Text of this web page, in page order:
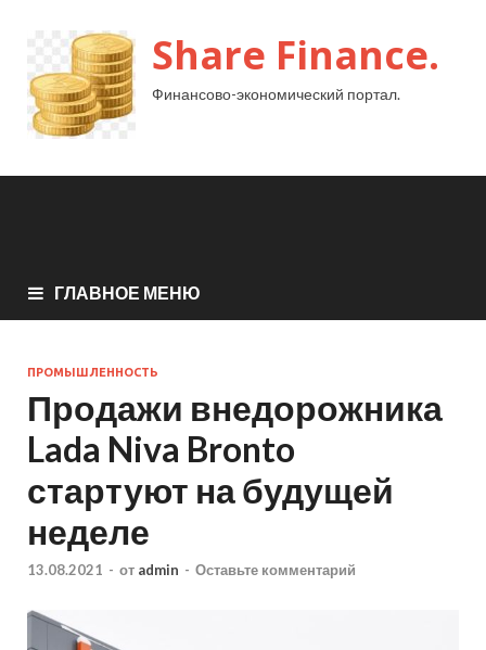
Share Finance.
Финансово-экономический портал.
ГЛАВНОЕ МЕНЮ
ПРОМЫШЛЕННОСТЬ
Продажи внедорожника
Lada Niva Bronto
стартуют на будущей
неделе
13.08.2021 - от admin - Оставьте комментарий